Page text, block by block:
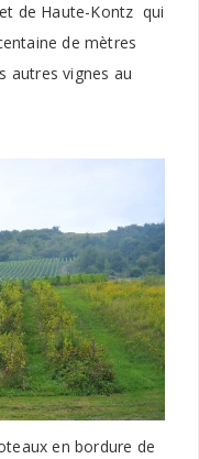
de Haute-Kontz qui
de mètres
autres vignes au
en bordure de